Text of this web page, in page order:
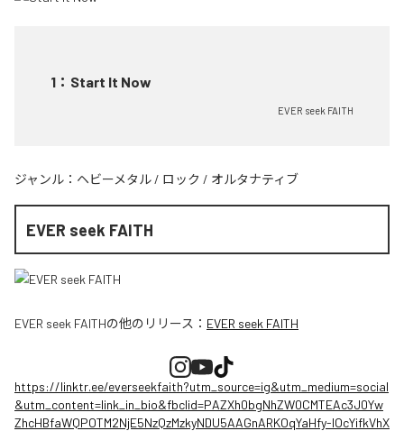
1 ： Start It Now
EVER seek FAITH
ジャンル： ヘビーメタル / ロック / オルタナティブ
EVER seek FAITH
EVER seek FAITHの他のリリース： EVER seek FAITH
https://linktr.ee/everseekfaith?utm_source=ig&utm_medium=social
&utm_content=link_in_bio&fbclid=PAZXh0bgNhZW0CMTEAc3J0Yw
ZhcHBfaWQPOTM2NjE5NzQzMzkyNDU5AAGnARKOqYaHfy-lOcYifkVhX